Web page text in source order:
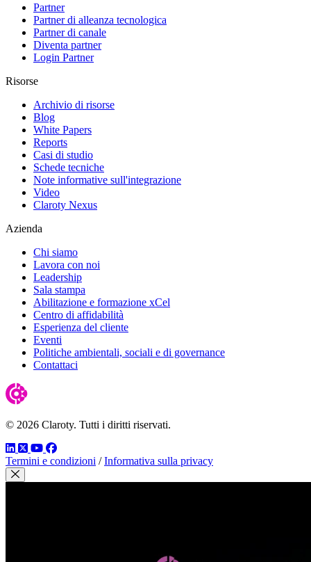
Partner
Partner di alleanza tecnologica
Partner di canale
Diventa partner
Login Partner
Risorse
Archivio di risorse
Blog
White Papers
Reports
Casi di studio
Schede tecniche
Note informative sull'integrazione
Video
Claroty Nexus
Azienda
Chi siamo
Lavora con noi
Leadership
Sala stampa
Abilitazione e formazione xCel
Centro di affidabilità
Esperienza del cliente
Eventi
Politiche ambientali, sociali e di governance
Contattaci
© 2026 Claroty. Tutti i diritti riservati.
LinkedIn
TwitterYouTube
Facebook
Termini e condizioni / Informativa sulla privacy
Chiudi modale